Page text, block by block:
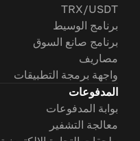
TRX/USDT
برنامج الوسيط
برنامج صانع السوق
مصاريف
واجهة برمجة التطبيقات
المدفوعات
بوابة المدفوعات
معالجة التشفير